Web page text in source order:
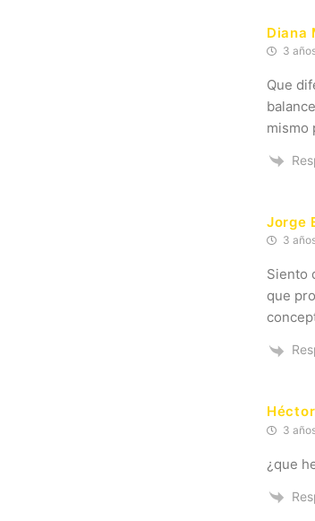
Diana
3
Que
mismo
Jorge
3
Siento
que
3
¿que